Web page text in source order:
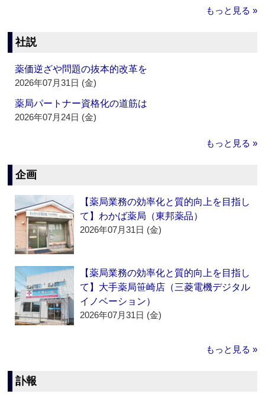
もっと見る »
社説
薬価逆ざや問題の抜本的改革を
2026年07月31日 (金)
薬局パートナー資格化の道筋は
2026年07月24日 (金)
もっと見る »
企画
【薬局業務の効率化と質的向上を目指し
て】わかば薬局（東邦薬品）
2026年07月31日 (金)
【薬局業務の効率化と質的向上を目指し
て】大手薬局笹崎店（三菱電機デジタル
イノベーション）
2026年07月31日 (金)
もっと見る »
訃報